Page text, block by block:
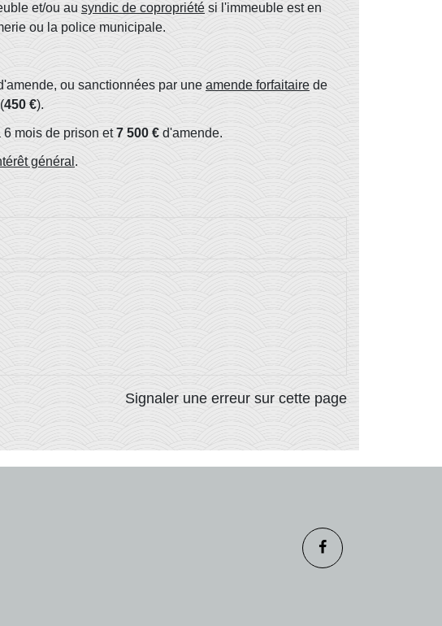
et/ou au syndic de copropriété si l'immeuble est en
ou la police municipale.
ou sanctionnées par une amende forfaitaire de
450 €).
6 mois de prison et7 500 € d'amende.
général .
Signaler une erreur sur cette page